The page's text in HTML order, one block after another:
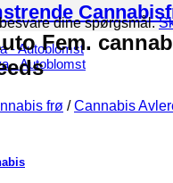
- Autoblomst
- Autoblomst
dine spørgsmål.
Fem.
frø / Cannabis